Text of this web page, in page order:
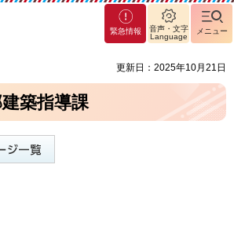
緊急情報
音声・文字
Language
メニュー
更新日：2025年10月21日
築指導課